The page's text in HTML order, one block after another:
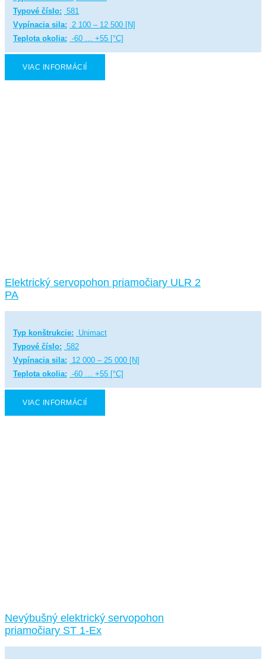
Typové číslo: 581
Vypínacia sila: 2 100 – 12 500 [N]
Teplota okolia: -60 … +55 [°C]
VIAC INFORMÁCIÍ
Elektrický servopohon priamočiary ULR 2
PA
Typ konštrukcie:
Unimact
Typové číslo: 582
Vypínacia sila:
12 000 – 25 000 [N]
Teplota okolia: -60 … +55 [°C]
VIAC INFORMÁCIÍ
Nevýbušný elektrický servopohon
priamočiary ST 1-Ex